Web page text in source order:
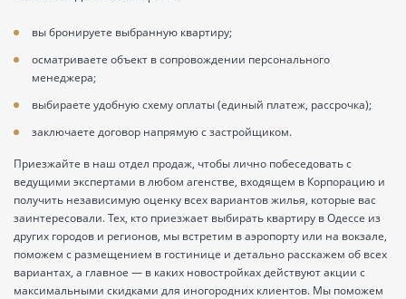
вы бронируете выбранную квартиру;
осматриваете объект в сопровождении персонального
менеджера;
выбираете удобную схему оплаты (единый платеж, рассрочка);
заключаете договор напрямую с застройщиком.
Приезжайте в наш отдел продаж, чтобы лично побеседовать с
ведущими экспертами в любом агенстве, входящем в Корпорацию и
получить независимую оценку всех вариантов жилья, которые вас
заинтересовали. Тех, кто приезжает выбирать квартиру в Одессе из
других городов и регионов, мы встретим в аэропорту или на вокзале,
поможем с размещением в гостинице и детально расскажем об всех
вариантах, а главное — в каких новостройках действуют акции с
максимальными скидками для иногородних клиентов. Мы поможем